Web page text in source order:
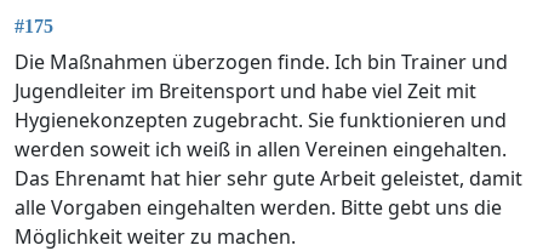
#175
Die Maßnahmen überzogen finde. Ich bin Trainer und
Jugendleiter im Breitensport und habe viel Zeit mit
Hygienekonzepten zugebracht. Sie funktionieren und
werden soweit ich weiß in allen Vereinen eingehalten.
Das Ehrenamt hat hier sehr gute Arbeit geleistet, damit
alle Vorgaben eingehalten werden. Bitte gebt uns die
Möglichkeit weiter zu machen.